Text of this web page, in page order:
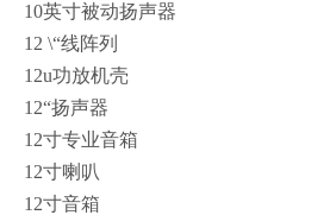
10英寸被动扬声器
12 \“线阵列
12u功放机壳
12“扬声器
12寸专业音箱
12寸喇叭
12寸音箱